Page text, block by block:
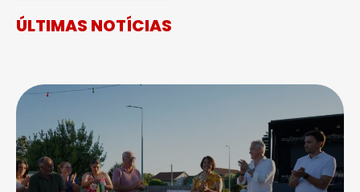
ÚLTIMAS NOTÍCIAS